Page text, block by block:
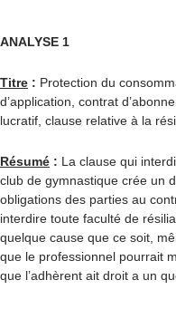
ANALYSE 1
Titre : Protection du
d’application, contrat
lucratif, clause relative à la
Résumé : La clause qui
club de gymnastique crée un
obligations des parties au
interdire toute faculté de
quelque cause que ce soit,
que le professionnel pourrait
que l’adhèrent ait droit a un